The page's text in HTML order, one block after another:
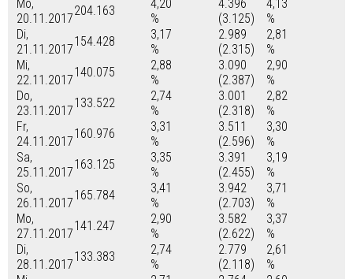
Mo,
20.11.2017
204.163
4,20
%
4.396
(3.125)
4,13
%
Di,
21.11.2017
154.428
3,17
%
2.989
(2.315)
2,81
%
Mi,
22.11.2017
140.075
2,88
%
3.090
(2.387)
2,90
%
Do,
23.11.2017
133.522
2,74
%
3.001
(2.318)
2,82
%
Fr,
24.11.2017
160.976
3,31
%
3.511
(2.596)
3,30
%
Sa,
25.11.2017
163.125
3,35
%
3.391
(2.455)
3,19
%
So,
26.11.2017
165.784
3,41
%
3.942
(2.703)
3,71
%
Mo,
27.11.2017
141.247
2,90
%
3.582
(2.622)
3,37
%
Di,
28.11.2017
133.383
2,74
%
2.779
(2.118)
2,61
%